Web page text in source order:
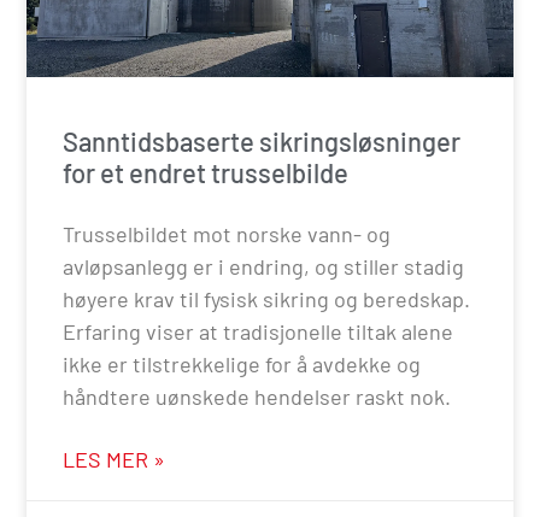
Sanntidsbaserte sikringsløsninger
for et endret trusselbilde
Trusselbildet mot norske vann- og
avløpsanlegg er i endring, og stiller stadig
høyere krav til fysisk sikring og beredskap.
Erfaring viser at tradisjonelle tiltak alene
ikke er tilstrekkelige for å avdekke og
håndtere uønskede hendelser raskt nok.
LES MER »